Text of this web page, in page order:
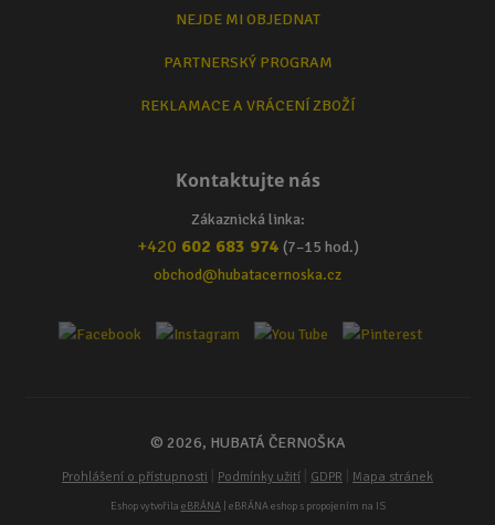
NEJDE MI OBJEDNAT
PARTNERSKÝ PROGRAM
REKLAMACE A VRÁCENÍ ZBOŽÍ
Kontaktujte nás
Zákaznická linka:
+420 602 683 974 (7–15 hod.)
obchod@hubatacernoska.cz
© 2026, HUBATÁ ČERNOŠKA
Prohlášení o přístupnosti Podmínky užití GDPR Mapa stránek
Eshop vytvořila eBRÁNA| eBRÁNA eshop s propojením na IS